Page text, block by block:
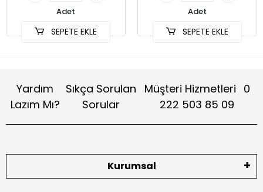
Adet
SEPETE EKLE
Adet
SEPETE EKLE
Yardım
Lazım Mı?
Sıkça Sorulan
Sorular
Müşteri Hizmetleri 0
222 503 85 09
Kurumsal